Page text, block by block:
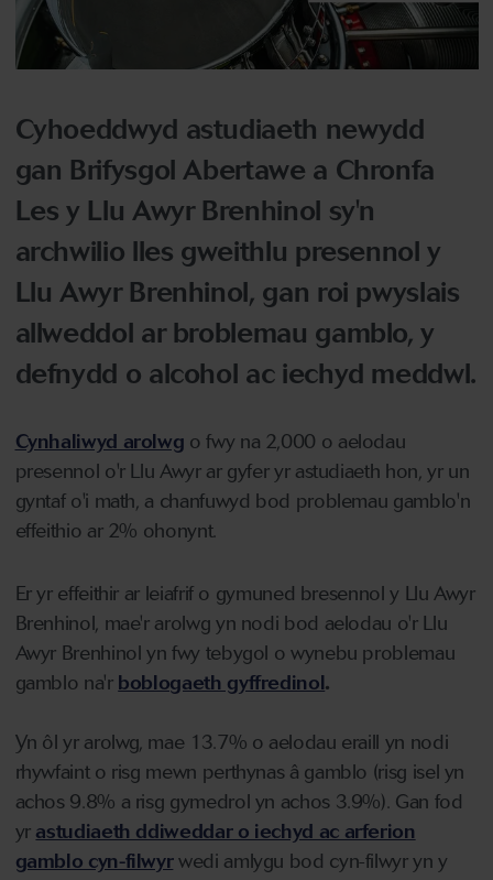
Cyhoeddwyd astudiaeth newydd
gan Brifysgol Abertawe a Chronfa
Les y Llu Awyr Brenhinol sy'n
archwilio lles gweithlu presennol y
Llu Awyr Brenhinol, gan roi pwyslais
allweddol ar broblemau gamblo, y
defnydd o alcohol ac iechyd meddwl.
Cynhaliwyd arolwg o fwy na 2,000 o aelodau
presennol o'r Llu Awyr ar gyfer yr astudiaeth hon, yr un
gyntaf o'i math, a chanfuwyd bod problemau gamblo'n
effeithio ar 2% ohonynt.
Er yr effeithir ar leiafrif o gymuned bresennol y Llu Awyr
Brenhinol, mae'r arolwg yn nodi bod aelodau o'r Llu
Awyr Brenhinol yn fwy tebygol o wynebu problemau
gamblo na'r boblogaeth gyffredinol.
Yn ôl yr arolwg, mae 13.7% o aelodau eraill yn nodi
rhywfaint o risg mewn perthynas â gamblo (risg isel yn
achos 9.8% a risg gymedrol yn achos 3.9%). Gan fod
yr astudiaeth ddiweddar o iechyd ac arferion
gamblo cyn-filwyr wedi amlygu bod cyn-filwyr yn y